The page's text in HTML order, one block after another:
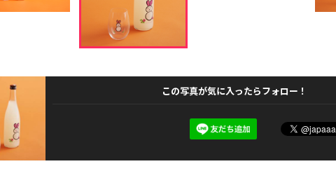
この写真が気に入ったらフォロー！